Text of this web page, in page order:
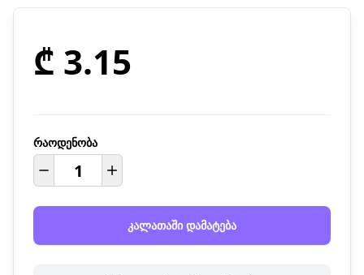
₾ 3.15
რაოდენობა
კალათაში დამატება